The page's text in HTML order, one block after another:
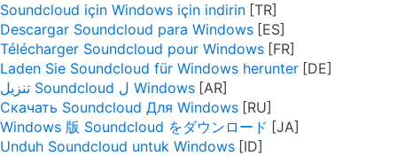
Soundcloud için Windows için indirin
Descargar Soundcloud para Windows
Télécharger Soundcloud pour Windows
Laden Sie Soundcloud für Windows herunter
تنزيل Soundcloud ل Windows
Скачать Soundcloud Для Windows
Windows 版 Soundcloud をダウンロード
Unduh Soundcloud untuk Windows